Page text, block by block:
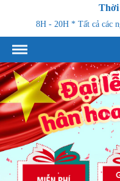
Thời
8H - 20H * Tất cả các